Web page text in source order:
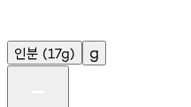
인분 (17g) g